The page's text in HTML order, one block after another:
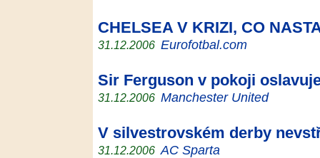
CHELSEA V KRIZI, CO
31.12.2006 Eurofotbal.com
Sir Ferguson v pokoji
31.12.2006 Manchester United
V silvestrovském derby
31.12.2006 AC Sparta